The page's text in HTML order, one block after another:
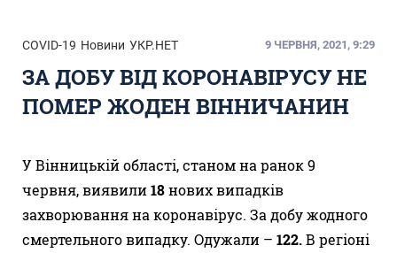
COVID-19 Новини УКР.НЕТ 9 ЧЕРВНЯ, 2021, 9:29
ЗА ДОБУ ВІД КОРОНАВІРУСУ НЕ
ПОМЕР ЖОДЕН ВІННИЧАНИН
У Вінницькій області, станом на ранок 9
червня, виявили18нових випадків
захворювання на коронавірус. За добу жодного
смертельного випадку. Одужали – 122.В регіоні